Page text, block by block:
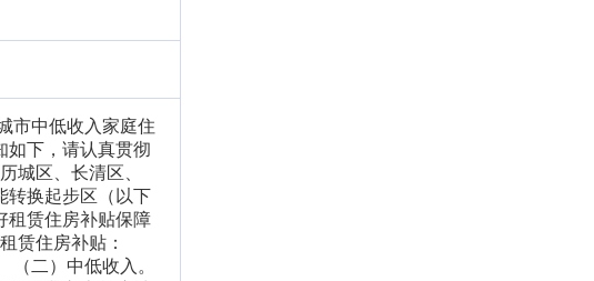
市中低收入家庭住
如下，请认真贯彻
城区、长清区、
转换起步区（以下
租赁住房补贴保障
赁住房补贴：
（二）中低收入。